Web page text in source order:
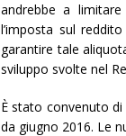
andrebbe a
l’imposta sul
garantire tale
sviluppo svolte nel
È stato convenuto
da giugno 2016. Le